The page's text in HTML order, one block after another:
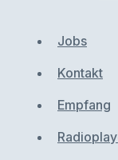
Jobs
Kontakt
Empfang